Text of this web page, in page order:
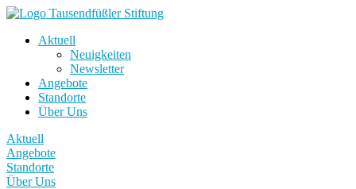
Aktuell
Neuigkeiten
Newsletter
Angebote
Standorte
Über Uns
Aktuell
Angebote
Standorte
Über Uns